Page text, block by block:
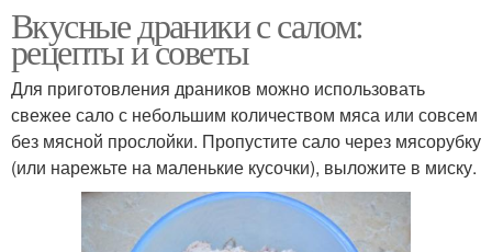
Вкусные драники с салом:
рецепты и советы
Для приготовления драников можно использовать
свежее сало с небольшим количеством мяса или совсем
без мясной прослойки. Пропустите сало через мясорубку
(или нарежьте на маленькие кусочки), выложите в миску.